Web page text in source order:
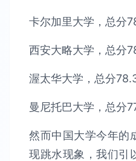
卡尔加里大学，总分
西安大略大学，总分
渥太华大学，总分
曼尼托巴大学，总分
然而中国大学今年的
现跳水现象，我们引